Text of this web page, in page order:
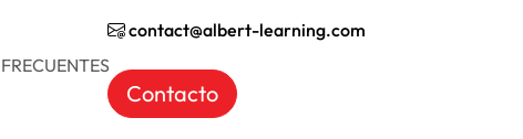
contact@albert-learning.com
Contacto